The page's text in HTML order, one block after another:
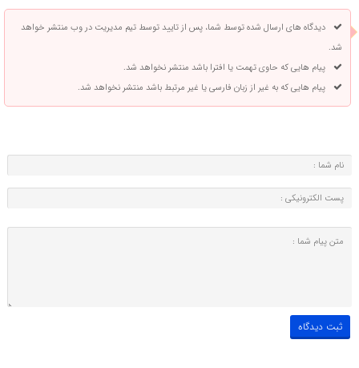
دیدگاه های ارسال شده توسط شما، پس از تایید توسط تیم مدیریت در وب منتشر خواهد
شد.
پیام هایی که حاوی تهمت یا افترا باشد منتشر نخواهد شد.
پیام هایی که به غیر از زبان فارسی یا غیر مرتبط باشد منتشر نخواهد شد.